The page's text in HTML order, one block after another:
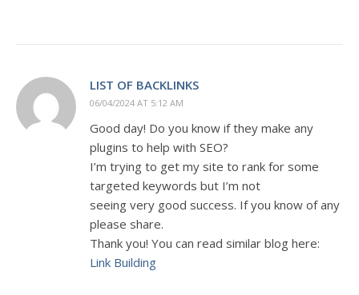
LIST OF BACKLINKS
06/04/2024 AT 5:12 AM
Good day! Do you know if they make any
plugins to help with SEO?
I’m trying to get my site to rank for some
targeted keywords but I’m not
seeing very good success. If you know of any
please share.
Thank you! You can read similar blog here:
Link Building